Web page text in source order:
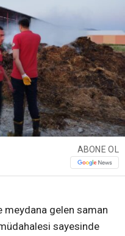
ABONE OL
meydana gelen saman
sayesinde